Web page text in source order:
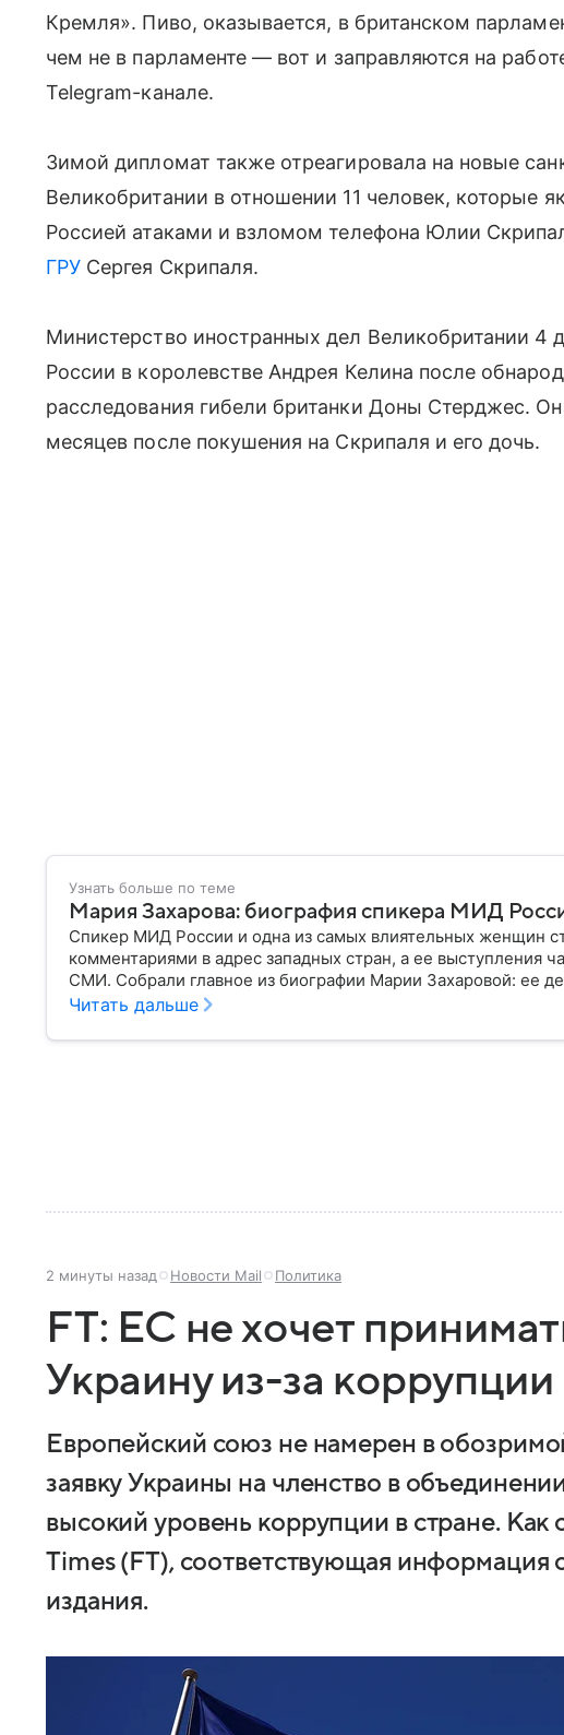
Кремля». Пиво, оказывается, в британском
чем не в парламенте — вот и заправляются на
Telegram-канале.
Зимой дипломат также отреагировала на новые
Великобритании в отношении 11 человек, которые
Россией атаками и взломом телефона Юлии
ГРУ Сергея Скрипаля.
Министерство иностранных дел Великобритании 4
России в королевстве Андрея Келина после
расследования гибели британки Доны Стерджес.
месяцев после покушения на Скрипаля и его дочь.
Узнать больше по теме
Мария Захарова: биография спикера МИД
Спикер МИД России и одна из самых влиятельных женщин
комментариями в адрес западных стран, а ее выступления
СМИ. Собрали главное из биографии Марии Захаровой: ее
увлечения.
Читать дальше
2 минуты назад Новости Mail Политика
FT: ЕС не хочет
Украину из-за коррупции
Европейский союз не намерен в
заявку Украины на членство в
высокий уровень коррупции в стране. Как
Times (FT), соответствующая информация
издания.